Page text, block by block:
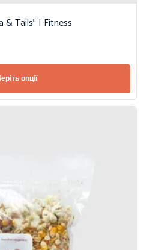
Tails” | Fitness
опції